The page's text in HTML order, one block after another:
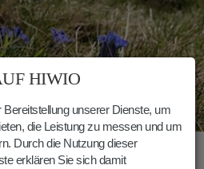
Latzfonser Almwiesen
HIWIO
unserer Dienste, um
die Leistung zu messen und um
Durch die Nutzung dieser
erklären Sie sich damit